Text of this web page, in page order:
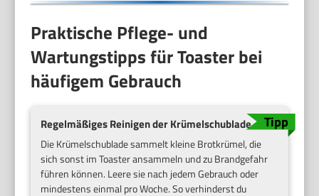
Praktische Pflege- und
Wartungstipps für Toaster bei
häufigem Gebrauch
Regelmäßiges Reinigen der Krümelschublade
Die Krümelschublade sammelt kleine Brotkrümel, die
sich sonst im Toaster ansammeln und zu Brandgefahr
führen können. Leere sie nach jedem Gebrauch oder
mindestens einmal pro Woche. So verhinderst du